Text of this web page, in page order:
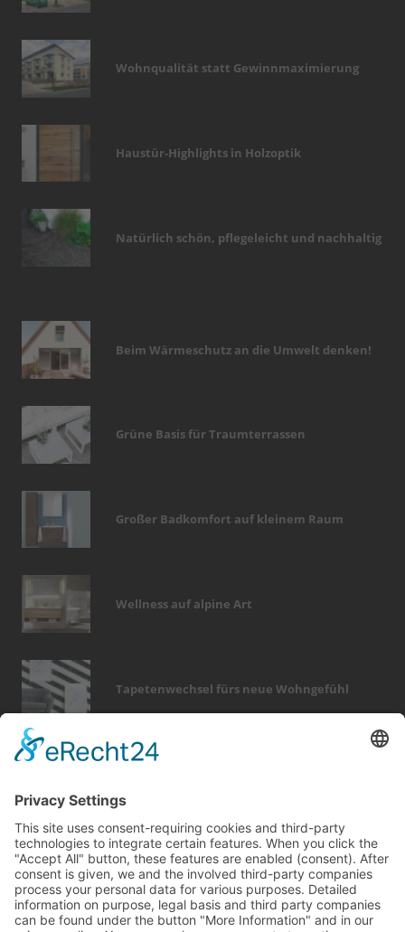
Wohnqualität statt Gewinnmaximierung
Haustür-Highlights in Holzoptik
Natürlich schön, pflegeleicht und nachhaltig
Beim Wärmeschutz an die Umwelt denken!
Grüne Basis für Traumterrassen
Großer Badkomfort auf kleinem Raum
Wellness auf alpine Art
Tapetenwechsel fürs neue Wohngefühl
photovoltaik möbel fliesen
finanzierung
dämmung
fenster zaun sicherheit
smart home
förderung
immobilien renovieren
sanieren